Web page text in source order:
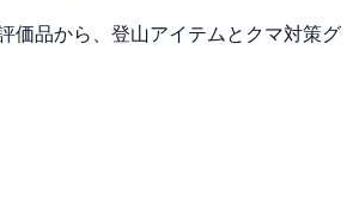
価品から、登山アイテムとクマ対策グ